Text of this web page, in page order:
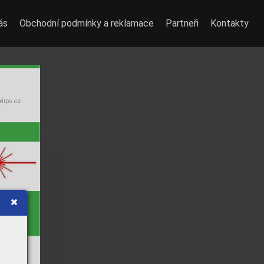
Obchodní podmínky a reklamace Partneři Kontakty